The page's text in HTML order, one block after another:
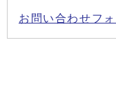
お問い合わせフ